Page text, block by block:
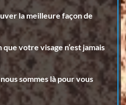
la meilleure façon de
votre visage n’est jamais
sommes là pour vous